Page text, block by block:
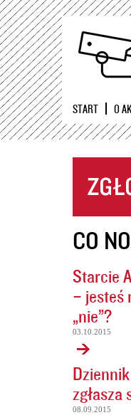
START O
CO
Starcie
– jesteś
„nie”?
03.10.2015
zgłasza
08.09.2015